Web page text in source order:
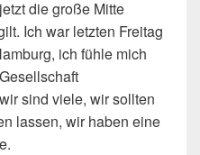
die große Mitte
Ich war letzten Freitag
ich fühle mich
sind viele, wir sollten
lassen, wir haben eine